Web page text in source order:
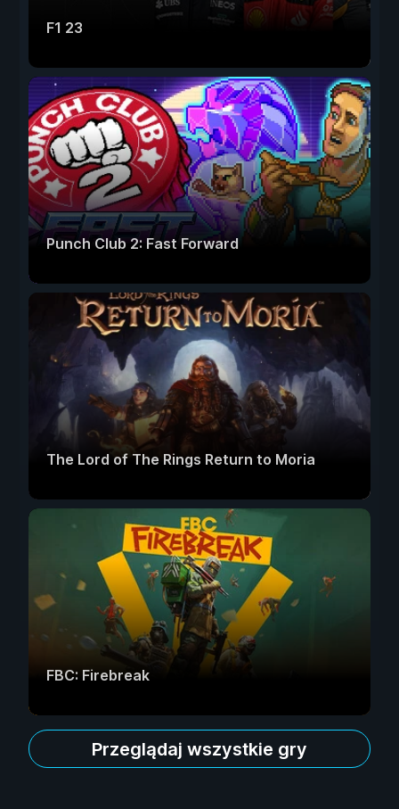
F1 23
Punch Club 2: Fast Forward
The Lord of The Rings Return to Moria
FBC: Firebreak
Przeglądaj wszystkie gry